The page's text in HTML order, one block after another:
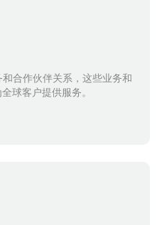
合作伙伴关系，这些业务和
球客户提供服务。